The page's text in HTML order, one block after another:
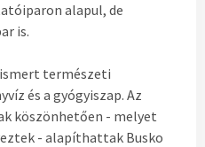
alapul, de
is.
természeti
és a gyógyiszap. Az
köszönhetően - melyet
- alapíthattak Busko